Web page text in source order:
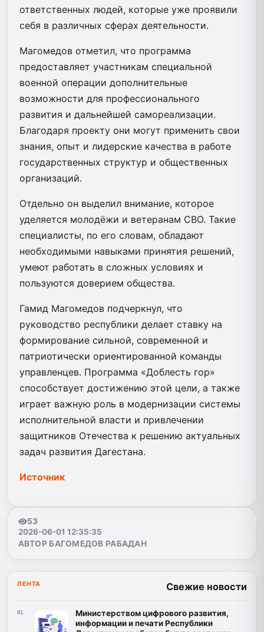
ответственных людей, которые уже проявили
себя в различных сферах деятельности.
Магомедов отметил, что программа
предоставляет участникам специальной
военной операции дополнительные
возможности для профессионального
развития и дальнейшей самореализации.
Благодаря проекту они могут применить свои
знания, опыт и лидерские качества в работе
государственных структур и общественных
организаций.
Отдельно он выделил внимание, которое
уделяется молодёжи и ветеранам СВО. Такие
специалисты, по его словам, обладают
необходимыми навыками принятия решений,
умеют работать в сложных условиях и
пользуются доверием общества.
Гамид Магомедов подчеркнул, что
руководство республики делает ставку на
формирование сильной, современной и
патриотически ориентированной команды
управленцев. Программа «Доблесть гор»
способствует достижению этой цели, а также
играет важную роль в модернизации системы
исполнительной власти и привлечении
защитников Отечества к решению актуальных
задач развития Дагестана.
Источник
53
2026-06-01 12:35:35
АВТОР БАГОМЕДОВ РАБАДАН
ЛЕНТА Свежие новости
01
Министерством цифрового развития,
информации и печати Республики